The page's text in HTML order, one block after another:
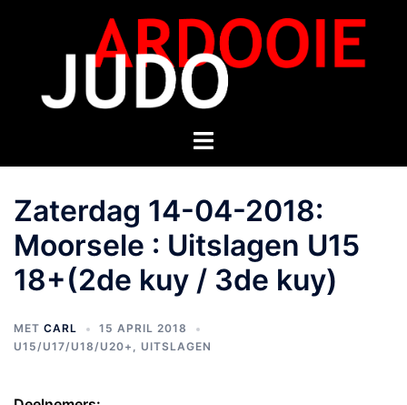
Zaterdag 14-04-2018:
Moorsele : Uitslagen U15
18+(2de kuy / 3de kuy)
MET CARL
15 APRIL 2018
U15/U17/U18/U20+ , UITSLAGEN